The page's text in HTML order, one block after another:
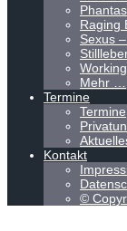
Raging
Sexus
Mehr …
Termine
Termine
Kontakt
©